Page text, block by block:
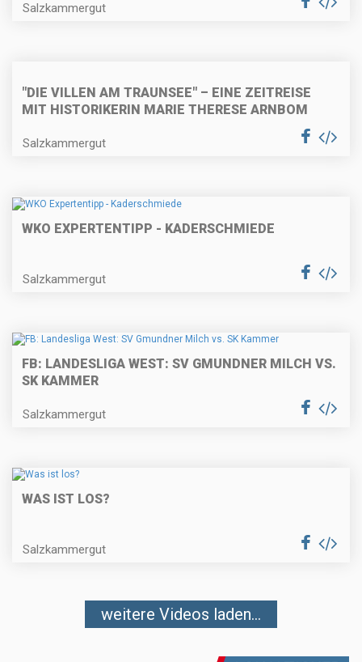
Salzkammergut
"DIE VILLEN AM TRAUNSEE" – EINE ZEITREISE
MIT HISTORIKERIN MARIE THERESE ARNBOM
Salzkammergut
WKO EXPERTENTIPP - KADERSCHMIEDE
Salzkammergut
FB: LANDESLIGA WEST: SV GMUNDNER MILCH VS.
SK KAMMER
Salzkammergut
WAS IST LOS?
Salzkammergut
weitere Videos laden...